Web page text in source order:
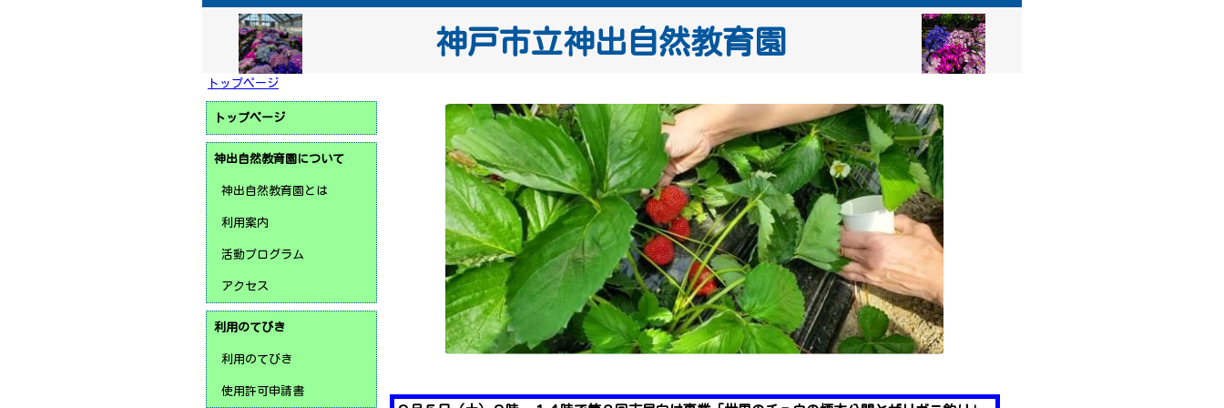
神戸市立神出自然教育園
トップページ
トップページ
神出自然教育園について
神出自然教育園とは
利用案内
活動プログラム
アクセス
利用のてびき
利用のてびき
使用許可申請書